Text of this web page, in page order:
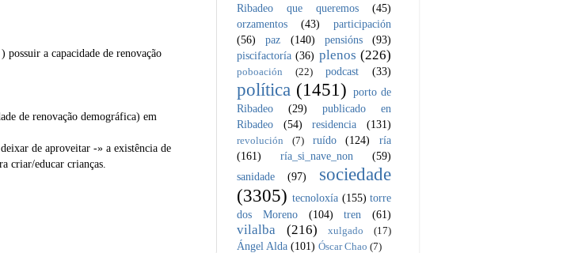
a capacidade de renovação
de renovação demográfica) em
de aproveitar -» a existência de
criar/educar crianças.
Ribadeo que queremos
(45)
orzamentos
(43)
participación
(56)
paz (140) pensións
(93)
piscifactoría (36) plenos (226)
poboación (22) podcast (33)
política (1451) porto de
Ribadeo
(29)
publicado en
Ribadeo
(54) residencia (131)
revolución (7) ruído (124)
ría
(161)
ría_si_nave_non
(59)
sanidade
(97)
sociedade
(3305) tecnoloxía (155) torre
dos Moreno
(104) tren (61)
vilalba (216) xulgado (17)
Ángel Alda (101) Óscar Chao (7)